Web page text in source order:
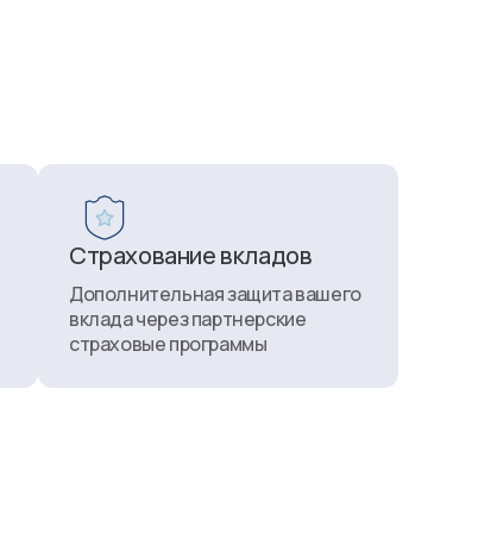
Страхование вкладов
Дополнительная защита вашего
вклада через партнерские
страховые программы